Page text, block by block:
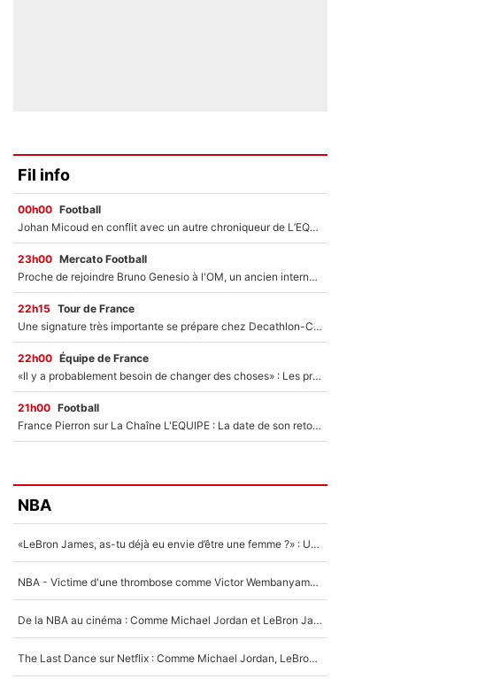
Fil info
00h00 Football
Johan Micoud en conflit avec un autre chroniqueur de L’EQUIPE du Soir : «Pendant un moment, je ne les ai pas remis ensemble dans l'émission»
23h00 Mercato Football
Proche de rejoindre Bruno Genesio à l'OM, un ancien international français va finalement débarquer... sur RMC !
22h15 Tour de France
Une signature très importante se prépare chez Decathlon-CMA CGM pour aider Paul Seixas à gagner le Tour de France 2027
22h00 Équipe de France
«Il y a probablement besoin de changer des choses» : Les premiers changements de Zinedine Zidane en équipe de France sont révélés ?
21h00 Football
France Pierron sur La Chaîne L'EQUIPE : La date de son retour dans L'EQUIPE de Choc est connue... et c'était très attendu
NBA
«LeBron James, as-tu déjà eu envie d’être une femme ?» : Un dérapage de Donald Trump sur la superstar de la NBA refait surface
NBA - Victime d'une thrombose comme Victor Wembanyama, Chris Bosh prévient le Français des risques sur sa santé : «J’ai failli mourir sur le coup et j’ai été ramené à la vie»
De la NBA au cinéma : Comme Michael Jordan et LeBron James, Victor Wembanyama rêve d'une carrière d'acteur !
The Last Dance sur Netflix : Comme Michael Jordan, LeBron James va avoir le droit à sa série !